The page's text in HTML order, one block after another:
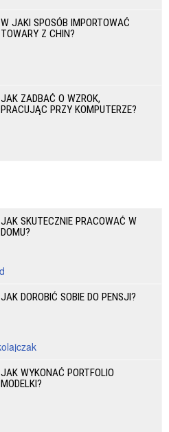
W JAKI SPOSÓB IMPORTOWAĆ
TOWARY Z CHIN?
JAK ZADBAĆ O WZROK,
PRACUJĄC PRZY KOMPUTERZE?
JAK SKUTECZNIE PRACOWAĆ W
DOMU?
JAK DOROBIĆ SOBIE DO PENSJI?
JAK WYKONAĆ PORTFOLIO
MODELKI?